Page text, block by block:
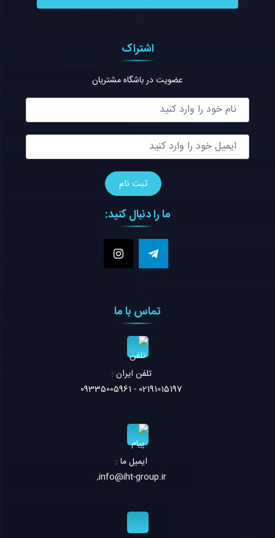
اشتراک
عضویت در باشگاه مشتریان
ما را دنبال کنید:
تماس با ما
تلفن ايران :
02191015197 - 09335005961
ایمیل ما :
info@iht-group.ir
,